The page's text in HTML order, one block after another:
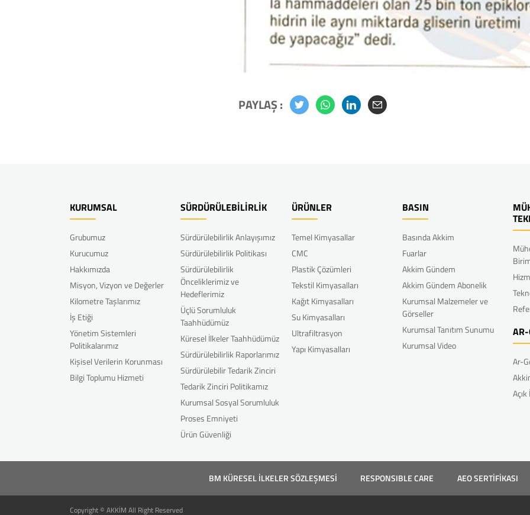
PAYLAŞ :
KURUMSAL
Grubumuz
Kurucumuz
Hakkımızda
Misyon, Vizyon ve Değerler
Kilometre Taşlarımız
İş Etiği
Yönetim Sistemleri
Politikalarımız
Kişisel Verilerin Korunması
Bilgi Toplumu Hizmeti
SÜRDÜRÜLEBİLİRLİK
Sürdürülebilirlik Anlayışımız
Sürdürülebilirlik Politikası
Sürdürülebilirlik
Önceliklerimiz ve
Hedeflerimiz
Üçlü Sorumluluk
Taahhüdümüz
Küresel İlkeler Taahhüdümüz
Sürdürülebilirlik Raporlarımız
Sürdürülebilir Tedarik Zinciri
Tedarik Zinciri Politikamız
Kurumsal Sosyal Sorumluluk
Proses Emniyeti
Ürün Güvenliği
ÜRÜNLER
Temel Kimyasallar
CMC
Plastik Çözümleri
Tekstil Kimyasalları
Kağıt Kimyasalları
Su Kimyasalları
Ultrafiltrasyon
Yapı Kimyasalları
BASIN
Basında Akkim
Fuarlar
Akkim Gündem
Akkim Gündem Abonelik
Kurumsal Malzemeler ve
Görseller
Kurumsal Tanıtım Sunumu
Kurumsal Video
Ar-
BM KÜRESEL İLKELER SÖZLEŞMESİ RESPONSIBLE CARE AEO SERTİFİKASI
Copyright © AKKİM All Right Reserved